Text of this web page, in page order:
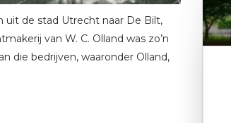
uit de stad Utrecht naar De Bilt,
van W. C. Olland was zo’n
die bedrijven, waaronder Olland,